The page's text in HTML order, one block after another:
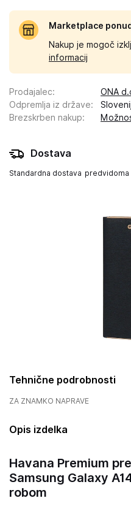
Tehnične podrobnosti
ZA ZNAMKO NAPRAVE
Opis izdelka
Havana Premium
Samsung Galaxy
robom
Marketplace
Nakup je mogoč
informacij
Prodajalec:
ONA
Odpremlja iz države:
Brezskrben nakup:
Dostava
Standardna dostava predvidoma